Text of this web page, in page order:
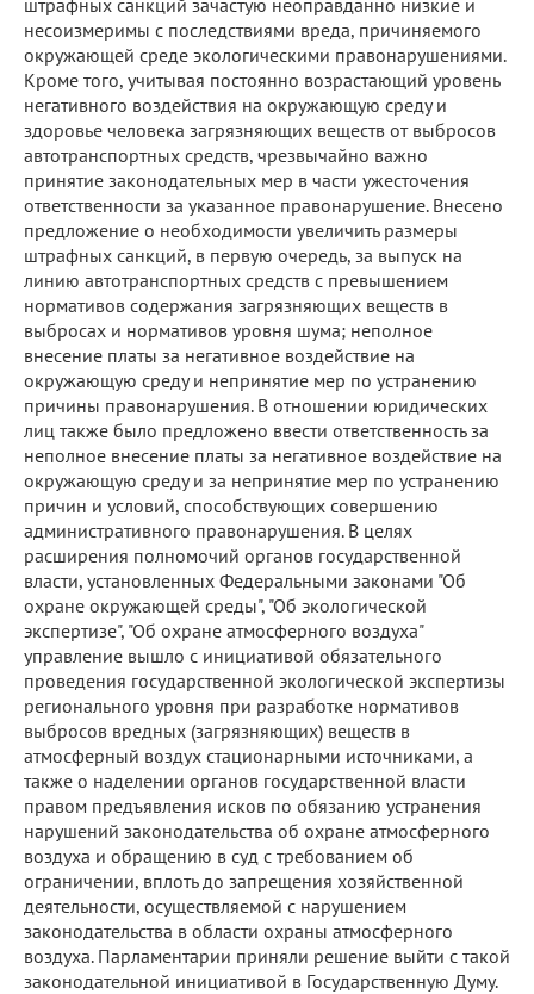
штрафных санкций зачастую неоправданно низкие и
несоизмеримы с последствиями вреда, причиняемого
окружающей среде экологическими правонарушениями.
Кроме того, учитывая постоянно возрастающий уровень
негативного воздействия на окружающую среду и
здоровье человека загрязняющих веществ от выбросов
автотранспортных средств, чрезвычайно важно
принятие законодательных мер в части ужесточения
ответственности за указанное правонарушение. Внесено
предложение о необходимости увеличить размеры
штрафных санкций, в первую очередь, за выпуск на
линию автотранспортных средств с превышением
нормативов содержания загрязняющих веществ в
выбросах и нормативов уровня шума; неполное
внесение платы за негативное воздействие на
окружающую среду и непринятие мер по устранению
причины правонарушения. В отношении юридических
лиц также было предложено ввести ответственность за
неполное внесение платы за негативное воздействие на
окружающую среду и за непринятие мер по устранению
причин и условий, способствующих совершению
административного правонарушения. В целях
расширения полномочий органов государственной
власти, установленных Федеральными законами "Об
охране окружающей среды", "Об экологической
экспертизе", "Об охране атмосферного воздуха"
управление вышло с инициативой обязательного
проведения государственной экологической экспертизы
регионального уровня при разработке нормативов
выбросов вредных (загрязняющих) веществ в
атмосферный воздух стационарными источниками, а
также о наделении органов государственной власти
правом предъявления исков по обязанию устранения
нарушений законодательства об охране атмосферного
воздуха и обращению в суд с требованием об
ограничении, вплоть до запрещения хозяйственной
деятельности, осуществляемой с нарушением
законодательства в области охраны атмосферного
воздуха. Парламентарии приняли решение выйти с такой
законодательной инициативой в Государственную Думу.